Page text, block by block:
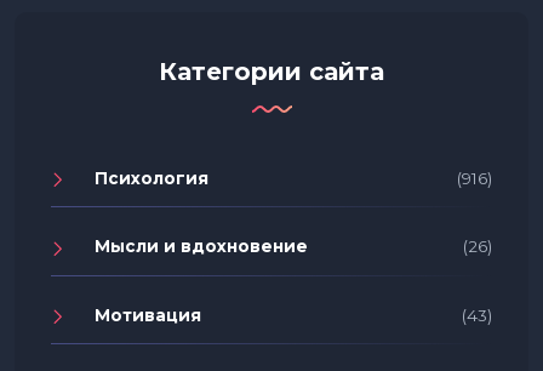
Категории сайта
Психология (916)
Мысли и вдохновение (26)
Мотивация (43)